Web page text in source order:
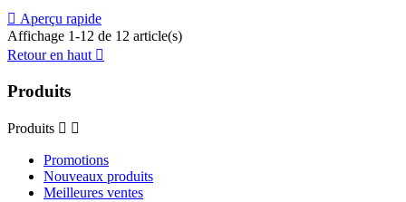
 Aperçu rapide
Affichage 1-12 de 12 article(s)
Retour en haut 
Produits
Produits  
Promotions
Nouveaux produits
Meilleures ventes